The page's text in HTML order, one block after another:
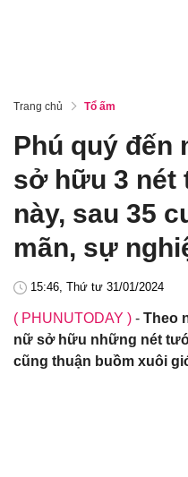
Trang chủ Tổ ấm
Phú quý đến
sở hữu 3 nét
này, sau 35
mãn, sự
15:46, Thứ tư 31/01/2024
( PHUNUTODAY ) - Theo
nữ sở hữu những nét
cũng thuận buồm xuôi